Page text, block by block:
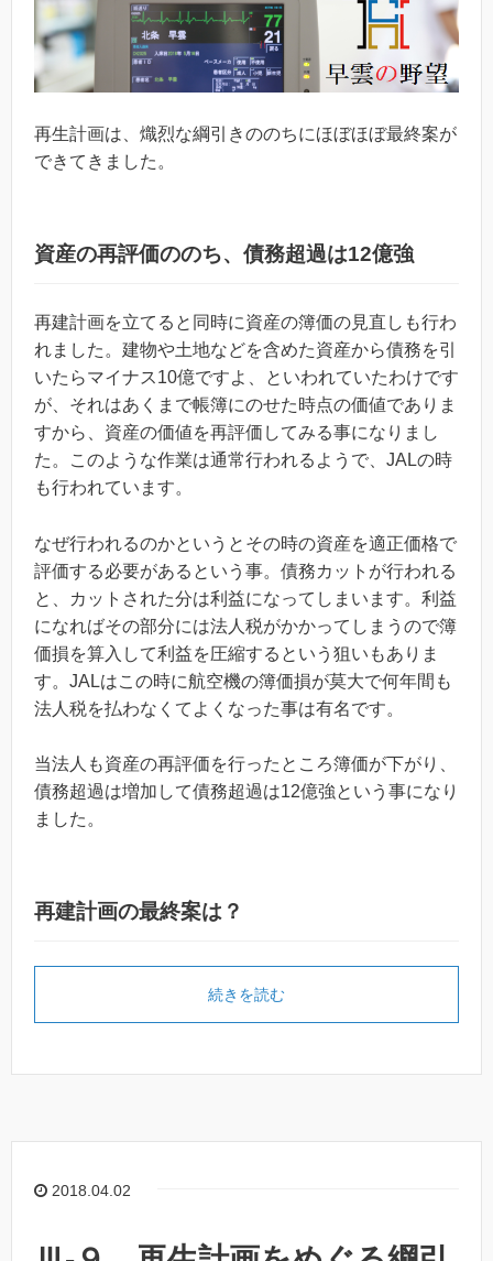
再生計画は、熾烈な綱引きののちにほぼほぼ最終案が
できてきました。
資産の再評価ののち、債務超過は12億強
再建計画を立てると同時に資産の簿価の見直しも行わ
れました。建物や土地などを含めた資産から債務を引
いたらマイナス10億ですよ、といわれていたわけです
が、それはあくまで帳簿にのせた時点の価値でありま
すから、資産の価値を再評価してみる事になりまし
た。このような作業は通常行われるようで、JALの時
も行われています。
なぜ行われるのかというとその時の資産を適正価格で
評価する必要があるという事。債務カットが行われる
と、カットされた分は利益になってしまいます。利益
になればその部分には法人税がかかってしまうので簿
価損を算入して利益を圧縮するという狙いもありま
す。JALはこの時に航空機の簿価損が莫大で何年間も
法人税を払わなくてよくなった事は有名です。
当法人も資産の再評価を行ったところ簿価が下がり、
債務超過は増加して債務超過は12億強という事になり
ました。
再建計画の最終案は？
続きを読む
2018.04.02